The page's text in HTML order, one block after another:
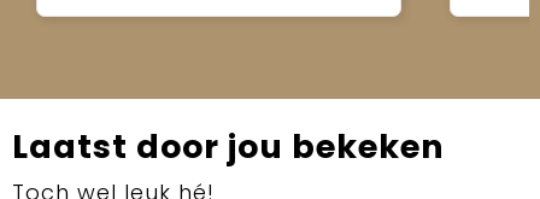
Laatst door jou bekeken
Toch wel leuk hé!